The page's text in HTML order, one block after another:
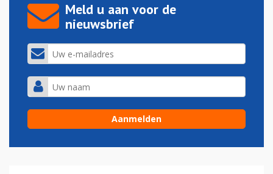
Meld u aan voor de
nieuwsbrief